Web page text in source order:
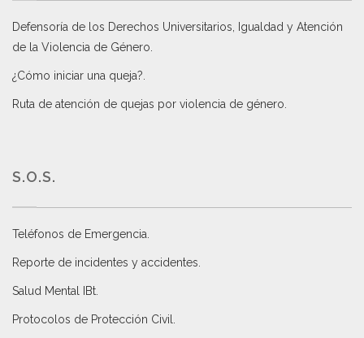
Defensoría de los Derechos Universitarios, Igualdad y Atención
de la Violencia de Género
¿Cómo iniciar una queja?
Ruta de atención de quejas por violencia de género
S.O.S.
Teléfonos de Emergencia.
Reporte de incidentes y accidentes
Salud Mental IBt
Protocolos de Protección Civil